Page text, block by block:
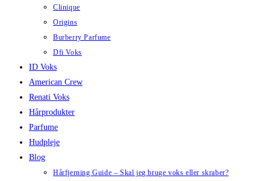
Clinique
Origins
Burberry Parfume
Dfi Voks
ID Voks
American Crew
Renati Voks
Hårprodukter
Parfume
Hudpleje
Blog
Hårfjerning Guide – Skal jeg bruge voks eller skraber?